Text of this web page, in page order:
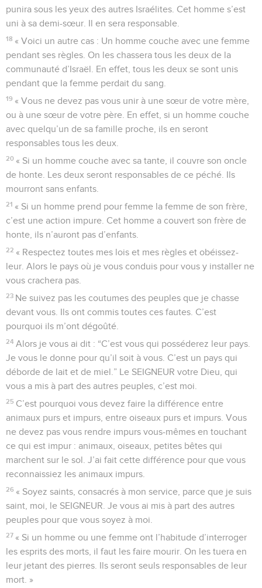
punira sous les yeux des autres Israélites. Cet homme s’est
uni à sa demi-sœur. Il en sera responsable.
18 « Voici un autre cas : Un homme couche avec une femme
pendant ses règles. On les chassera tous les deux de la
communauté d’Israël. En effet, tous les deux se sont unis
pendant que la femme perdait du sang.
19 « Vous ne devez pas vous unir à une sœur de votre mère,
ou à une sœur de votre père. En effet, si un homme couche
avec quelqu’un de sa famille proche, ils en seront
responsables tous les deux.
20 « Si un homme couche avec sa tante, il couvre son oncle
de honte. Les deux seront responsables de ce péché. Ils
mourront sans enfants.
21 « Si un homme prend pour femme la femme de son frère,
c’est une action impure. Cet homme a couvert son frère de
honte, ils n’auront pas d’enfants.
22 « Respectez toutes mes lois et mes règles et obéissez-
leur. Alors le pays où je vous conduis pour vous y installer ne
vous crachera pas.
23 Ne suivez pas les coutumes des peuples que je chasse
devant vous. Ils ont commis toutes ces fautes. C’est
pourquoi ils m’ont dégoûté.
24 Alors je vous ai dit : “C’est vous qui posséderez leur pays.
Je vous le donne pour qu’il soit à vous. C’est un pays qui
déborde de lait et de miel.” Le SEIGNEUR votre Dieu, qui
vous a mis à part des autres peuples, c’est moi.
25 C’est pourquoi vous devez faire la différence entre
animaux purs et impurs, entre oiseaux purs et impurs. Vous
ne devez pas vous rendre impurs vous-mêmes en touchant
ce qui est impur : animaux, oiseaux, petites bêtes qui
marchent sur le sol. J’ai fait cette différence pour que vous
reconnaissiez les animaux impurs.
26 « Soyez saints, consacrés à mon service, parce que je suis
saint, moi, le SEIGNEUR. Je vous ai mis à part des autres
peuples pour que vous soyez à moi.
27 « Si un homme ou une femme ont l’habitude d’interroger
les esprits des morts, il faut les faire mourir. On les tuera en
leur jetant des pierres. Ils seront seuls responsables de leur
mort. »